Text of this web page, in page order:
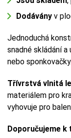
Dodávány v
Jednoduchá
snadné skládání
nebo sponkovačky.
Třívrstvá vlnitá
materiálem pro
vyhovuje pro
Doporučujeme